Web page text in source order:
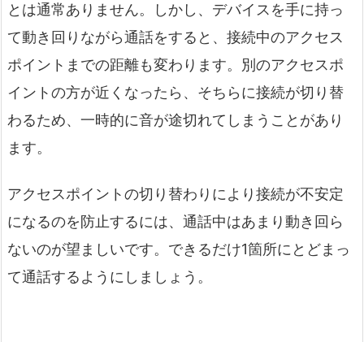
とは通常ありません。しかし、デバイスを手に持っ
て動き回りながら通話をすると、接続中のアクセス
ポイントまでの距離も変わります。別のアクセスポ
イントの方が近くなったら、そちらに接続が切り替
わるため、一時的に音が途切れてしまうことがあり
ます。
アクセスポイントの切り替わりにより接続が不安定
になるのを防止するには、通話中はあまり動き回ら
ないのが望ましいです。できるだけ1箇所にとどまっ
て通話するようにしましょう。